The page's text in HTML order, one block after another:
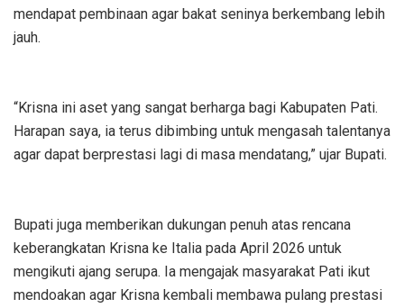
mendapat pembinaan agar bakat seninya berkembang lebih
jauh.
“Krisna ini aset yang sangat berharga bagi Kabupaten Pati.
Harapan saya, ia terus dibimbing untuk mengasah talentanya
agar dapat berprestasi lagi di masa mendatang,” ujar Bupati.
Bupati juga memberikan dukungan penuh atas rencana
keberangkatan Krisna ke Italia pada April 2026 untuk
mengikuti ajang serupa. Ia mengajak masyarakat Pati ikut
mendoakan agar Krisna kembali membawa pulang prestasi